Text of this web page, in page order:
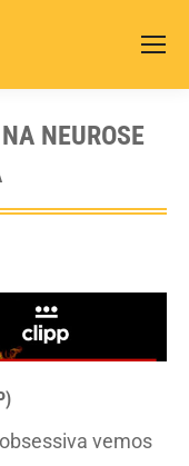
NEUROSE
vemos